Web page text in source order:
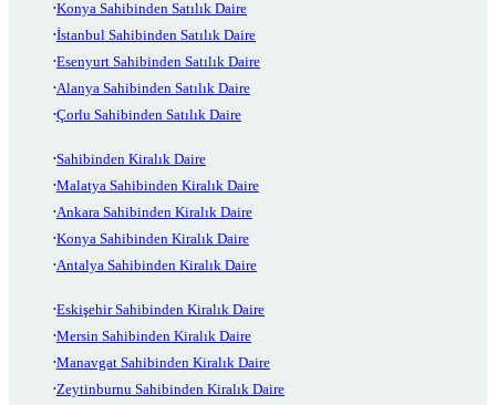
Konya Sahibinden Satılık Daire
İstanbul Sahibinden Satılık Daire
Esenyurt Sahibinden Satılık Daire
Alanya Sahibinden Satılık Daire
Çorlu Sahibinden Satılık Daire
Sahibinden Kiralık Daire
Malatya Sahibinden Kiralık Daire
Ankara Sahibinden Kiralık Daire
Konya Sahibinden Kiralık Daire
Antalya Sahibinden Kiralık Daire
Eskişehir Sahibinden Kiralık Daire
Mersin Sahibinden Kiralık Daire
Manavgat Sahibinden Kiralık Daire
Zeytinburnu Sahibinden Kiralık Daire